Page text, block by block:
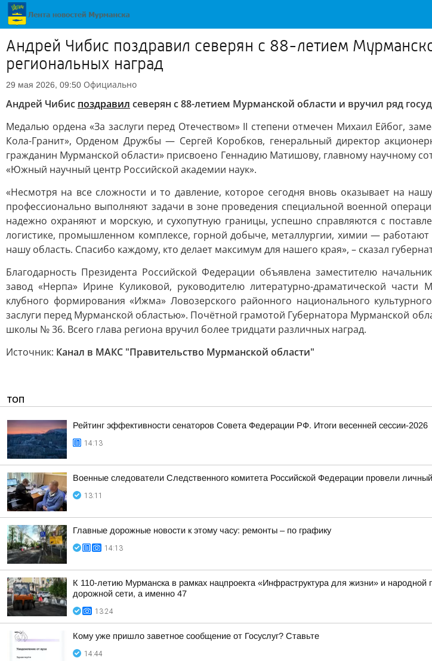
Андрей Чибис поздравил северян с 88-летием
региональных наград
29 мая 2026, 09:50 Официально
Андрей Чибис поздравил северян с 88-летием Мурманской области и вручил ряд
Медалью ордена «За заслуги перед Отечеством» II степени отмечен Михаил Ейбог,
Кола-Гранит», Орденом Дружбы — Сергей Коробков, генеральный директор
гражданин Мурманской области» присвоено Геннадию Матишову, главному научному
«Южный научный центр Российской академии наук».
«Несмотря на все сложности и то давление, которое сегодня вновь оказывает на
профессионально выполняют задачи в зоне проведения специальной военной
надежно охраняют и морскую, и сухопутную границы, успешно справляются с
логистике, промышленном комплексе, горной добыче, металлургии, химии —
нашу область. Спасибо каждому, кто делает максимум для нашего края», – сказал
Благодарность Президента Российской Федерации объявлена заместителю
завод «Нерпа» Ирине Куликовой, руководителю литературно-драматической
клубного формирования «Ижма» Ловозерского районного национального
заслуги перед Мурманской областью». Почётной грамотой Губернатора Мурманской
школы № 36. Всего глава региона вручил более тридцати различных наград.
Источник: Канал в МАКС "Правительство Мурманской области"
ТОП
Рейтинг эффективности сенаторов Совета Федерации РФ. Итоги весенней сессии-2026
14:13
Военные следователи Следственного комитета Российской Федерации провели
13:11
Главные дорожные новости к этому часу: ремонты – по графику
14:13
К 110-летию Мурманска в рамках нацпроекта «Инфраструктура для жизни» и
дорожной сети, а именно 47
13:24
Кому уже пришло заветное сообщение от Госуслуг? Ставьте
14:44